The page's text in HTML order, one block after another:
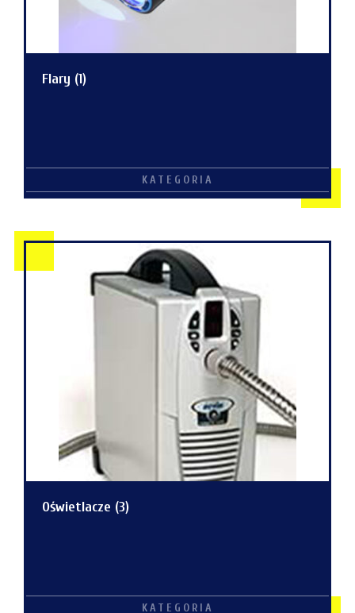
Flary (1)
Oświetlacze (3)